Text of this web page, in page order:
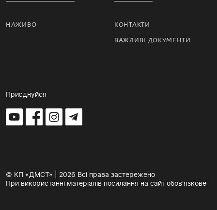
НАЖИВО КОНТАКТИ
ВАЖЛИВІ ДОКУМЕНТИ
Приєднуйся
© КП «ДМСТ» | 2026 Всі права застережено
При використанні матеріалів посилання на сайт обов'язкове